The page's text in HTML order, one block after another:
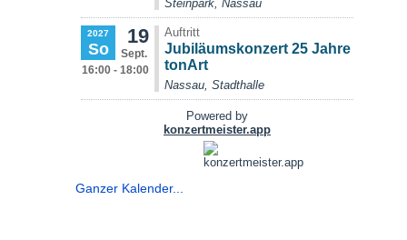
Ganzer Kalender...